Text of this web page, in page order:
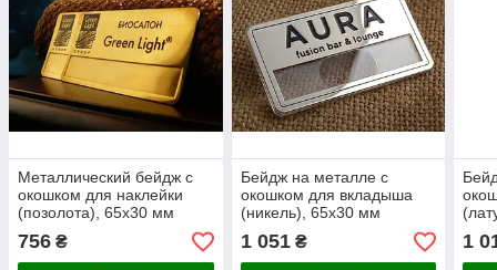
Металлический бейдж с
окошком для наклейки
(позолота), 65х30 мм
Ташута (21-31060-01)
756 ₴
Бейдж на металле с
окошком для вкладыша
(никель), 65х30 мм
Ташута (21-31080-01)
1 051₴ 1